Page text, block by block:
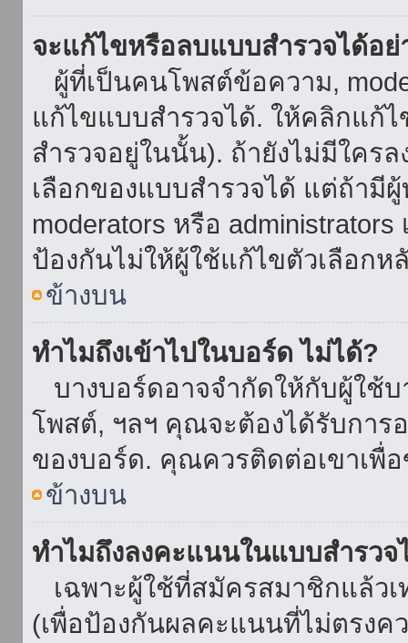
จะแก้ไขหรือลบแบบสำรวจได้อย่
ผู้ที่เป็นคนโพสต์ข้อความ,
แก้ไขแบบสำรวจได้. ให้คลิกแก้
สำรวจอยู่ในนั้น). ถ้ายังไม่มีใค
เลือกของแบบสำรวจได้ แต่ถ้ามี
moderators หรือ
ป้องกันไม่ให้ผู้ใช้แก้ไขตัวเลือกห
ข้างบน
ทำไมถึงเข้าไปในบอร์ด ไม่ได้?
บางบอร์ดอาจจำกัดให้กับผู้ใช้บ
โพสต์, ฯลฯ คุณจะต้องได้รับการ
ของบอร์ด. คุณควรติดต่อเขาเพื่
ข้างบน
ทำไมถึงลงคะแนนในแบบสำรวจ
เฉพาะผู้ใช้ที่สมัครสมาชิกแล้ว
(เพื่อป้องกันผลคะแนนที่ไม่ตรง